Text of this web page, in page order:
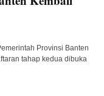
Provinsi Banten
tahap kedua dibuka